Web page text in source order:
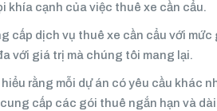
khía cạnh của việc thuê xe cần cẩu.
cấp dịch vụ thuê xe cần cẩu với
với giá trị mà chúng tôi mang lại.
rằng mỗi dự án có yêu cầu khác
cấp các gói thuê ngắn hạn và